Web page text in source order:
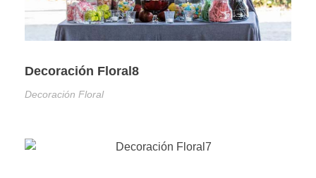
Decoración Floral8
Decoración Floral